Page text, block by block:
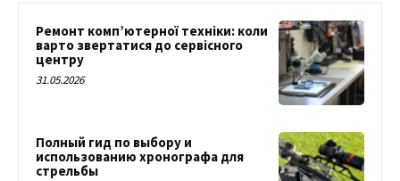
Ремонт комп’ютерної техніки: коли
варто звертатися до сервісного
центру
31.05.2026
Полный гид по выбору и
использованию хронографа для
стрельбы